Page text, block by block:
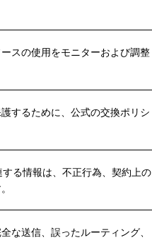
スの使用をモニターおよび調整
するために、公式の交換ポリシ
る情報は、不正行為、契約上の
な送信、誤ったルーティング、